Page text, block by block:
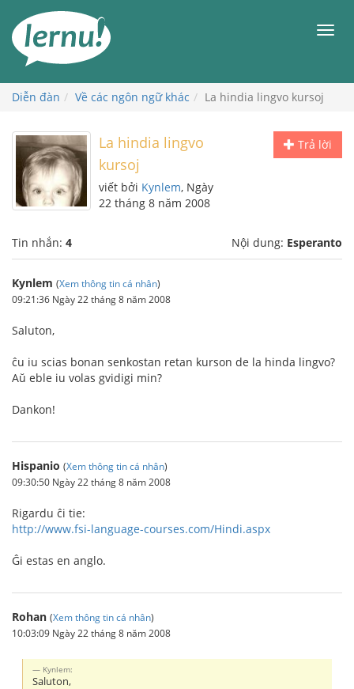
đến
phần
dung
Diễn đàn Về các ngôn ngữ khác La hindia lingvo kursoj
Trả lời
La hindia lingvo
kursoj
viết bởi Kynlem, Ngày
22 tháng 8 năm 2008
Tin nhắn: 4 Nội dung: Esperanto
Kynlem (Xem thông tin cá nhân)
09:21:36 Ngày 22 tháng 8 năm 2008
Saluton,
ĉu iu scias bonan senkostan retan kurson de la hinda lingvo?
Aŭ eble iu volas gvidigi min?
Dankon!
Hispanio (Xem thông tin cá nhân)
09:30:50 Ngày 22 tháng 8 năm 2008
Rigardu ĉi tie:
http://www.fsi-language-courses.com/Hindi.aspx
Ĝi estas en anglo.
Rohan (Xem thông tin cá nhân)
10:03:09 Ngày 22 tháng 8 năm 2008
Kynlem:
Saluton,